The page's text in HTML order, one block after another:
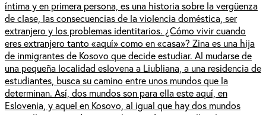
íntima y en primera persona, es una historia sobre la vergüenza
de clase, las consecuencias de la violencia doméstica, ser
extranjero y los problemas identitarios. ¿Cómo vivir cuando
eres extranjero tanto «aquí» como en «casa»? Zina es una hija
de inmigrantes de Kosovo que decide estudiar. Al mudarse de
una pequeña localidad eslovena a Liubliana, a una residencia de
estudiantes, busca su camino entre unos mundos que la
determinan. Así, dos mundos son para ella este aquí, en
Eslovenia, y aquel en Kosovo, al igual que hay dos mundos